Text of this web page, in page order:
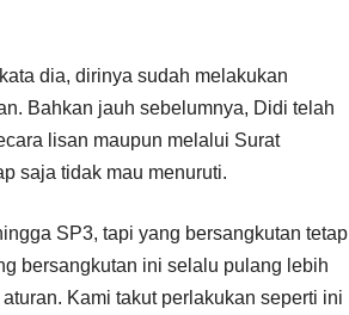
dia, dirinya sudah melakukan
Bahkan jauh sebelumnya, Didi telah
lisan maupun melalui Surat
saja tidak mau menuruti.
SP3, tapi yang bersangkutan tetap
bersangkutan ini selalu pulang lebih
Kami takut perlakukan seperti ini